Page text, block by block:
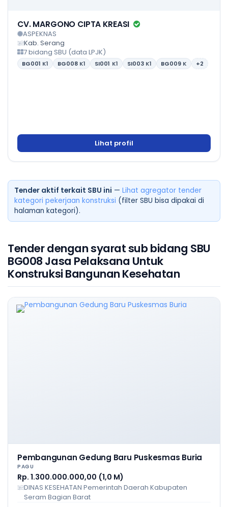
CV. MARGONO CIPTA KREASI
ASPEKNAS
Kab. Serang
7 bidang SBU (data LPJK)
BG001 K1 BG008 K1 SI001 K1 SI003 K1 BG009 K +2
Lihat profil
Tender aktif terkait SBU ini — Lihat agregator tender
kategori pekerjaan konstruksi (filter SBU bisa dipakai di
halaman kategori).
Tender dengan syarat sub bidang SBU
BG008 Jasa Pelaksana Untuk
Konstruksi Bangunan Kesehatan
Pembangunan Gedung Baru Puskesmas Buria
PAGU
Rp. 1.300.000.000,00 (1,0 M)
DINAS KESEHATAN Pemerintah Daerah Kabupaten
Seram Bagian Barat